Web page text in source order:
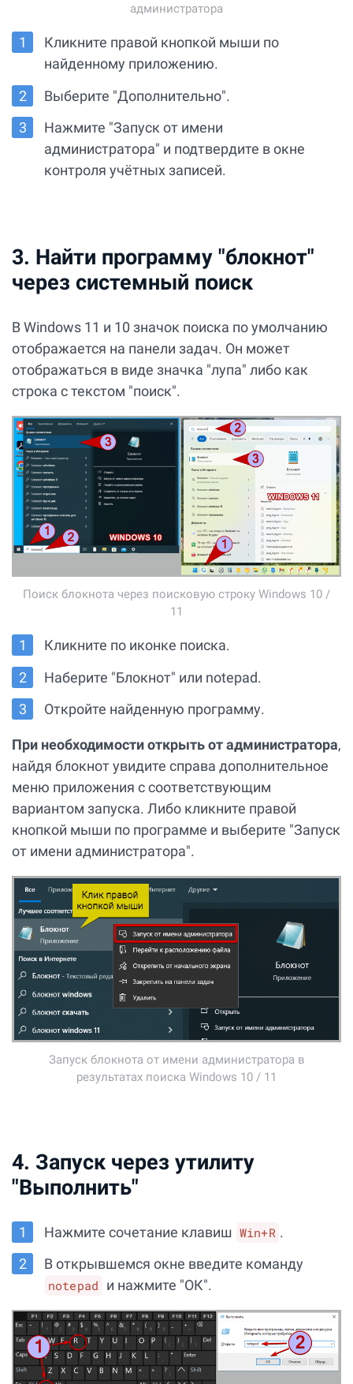
администратора
Кликните правой кнопкой мыши по
найденному приложению.
Выберите "Дополнительно".
Нажмите "Запуск от имени
администратора" и подтвердите в окне
контроля учётных записей.
3. Найти программу "блокнот"
через системный поиск
В Windows 11 и 10 значок поиска по умолчанию
отображается на панели задач. Он может
отображаться в виде значка "лупа" либо как
строка с текстом "поиск".
Поиск блокнота через поисковую строку Windows 10 /
11
Кликните по иконке поиска.
Наберите "Блокнот" или notepad.
Откройте найденную программу.
При необходимости открыть от администратора,
найдя блокнот увидите справа дополнительное
меню приложения с соответствующим
вариантом запуска. Либо кликните правой
кнопкой мыши по программе и выберите "Запуск
от имени администратора".
Запуск блокнота от имени администратора в
результатах поиска Windows 10 / 11
4. Запуск через утилиту
"Выполнить"
Нажмите сочетание клавиш Win+R .
В открывшемся окне введите команду
notepad и нажмите "ОК".